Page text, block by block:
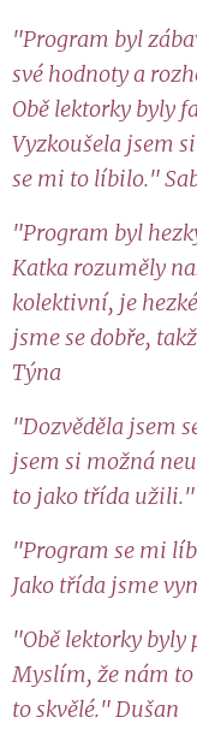
"Program byl
své hodnoty a
Obě lektorky byly
Vyzkoušela jsem
se mi to líbilo."
"Program byl
Katka rozuměly
kolektivní, je
jsme se dobře,
Týna
"Dozvěděla jsem
jsem si možná
to jako třída užili."
"Program se mi
Jako třída jsme
"Obě lektorky
Myslím, že nám
to skvělé." Dušan